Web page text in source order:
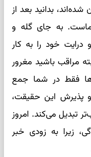
بدانید بعد از
به جای گله و
خود را به کار
مراقب باشید مغرور
فقط در شما جمع
این حقیقت،
تبدیل می‌کند. امروز
زیرا به زودی خبر